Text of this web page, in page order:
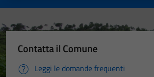
Contatta il Comune
Leggi le domande frequenti